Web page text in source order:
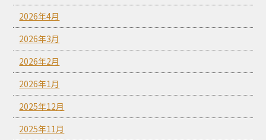
2026年4月
2026年3月
2026年2月
2026年1月
2025年12月
2025年11月